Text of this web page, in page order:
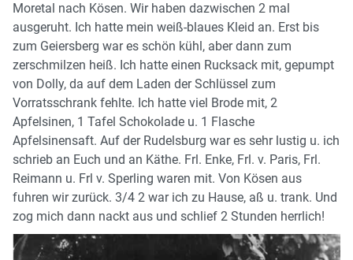
Moretal nach Kösen. Wir haben dazwischen 2 mal
ausgeruht. Ich hatte mein weiß-blaues Kleid an. Erst bis
zum Geiersberg war es schön kühl, aber dann zum
zerschmilzen heiß. Ich hatte einen Rucksack mit, gepumpt
von Dolly, da auf dem Laden der Schlüssel zum
Vorratsschrank fehlte. Ich hatte viel Brode mit, 2
Apfelsinen, 1 Tafel Schokolade u. 1 Flasche
Apfelsinensaft. Auf der Rudelsburg war es sehr lustig u. ich
schrieb an Euch und an Käthe. Frl. Enke, Frl. v. Paris, Frl.
Reimann u. Frl v. Sperling waren mit. Von Kösen aus
fuhren wir zurück. 3/4 2 war ich zu Hause, aß u. trank. Und
zog mich dann nackt aus und schlief 2 Stunden herrlich!